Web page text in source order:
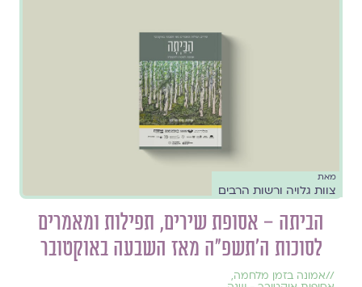
מאת
צוות גלויה ורשות הרבים
הביתה – אסופת שירים, תפילות ומאמרים
לסוכות ה׳תשפ״ה מאז השבעה באוקטובר
//אמונה בזמן מלחמה,